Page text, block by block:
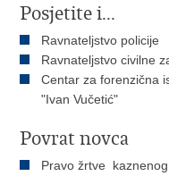
Posjetite i...
Ravnateljstvo policije
Ravnateljstvo civilne
Centar za forenzična
"Ivan Vučetić"
Povrat novca
Pravo žrtve